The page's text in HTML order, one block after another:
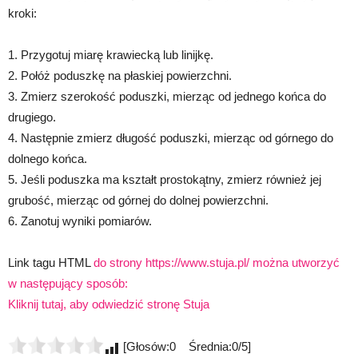
kroki:
1. Przygotuj miarę krawiecką lub linijkę.
2. Połóż poduszkę na płaskiej powierzchni.
3. Zmierz szerokość poduszki, mierząc od jednego końca do
drugiego.
4. Następnie zmierz długość poduszki, mierząc od górnego do
dolnego końca.
5. Jeśli poduszka ma kształt prostokątny, zmierz również jej
grubość, mierząc od górnej do dolnej powierzchni.
6. Zanotuj wyniki pomiarów.
Link tagu HTMLdo strony https://www.stuja.pl/ można utworzyć
w następujący sposób:
Kliknij tutaj, aby odwiedzić stronę Stuja
[Głosów:0 Średnia:0/5]